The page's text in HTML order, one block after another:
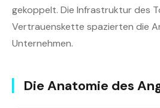
gekoppelt. Die Infrastruktur des
Vertrauenskette spazierten die
Unternehmen.
Die Anatomie des